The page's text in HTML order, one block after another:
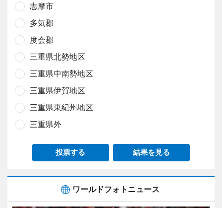
志摩市
多気郡
度会郡
三重県北勢地区
三重県中南勢地区
三重県伊賀地区
三重県東紀州地区
三重県外
投票する 結果を見る
ワールドフォトニュース